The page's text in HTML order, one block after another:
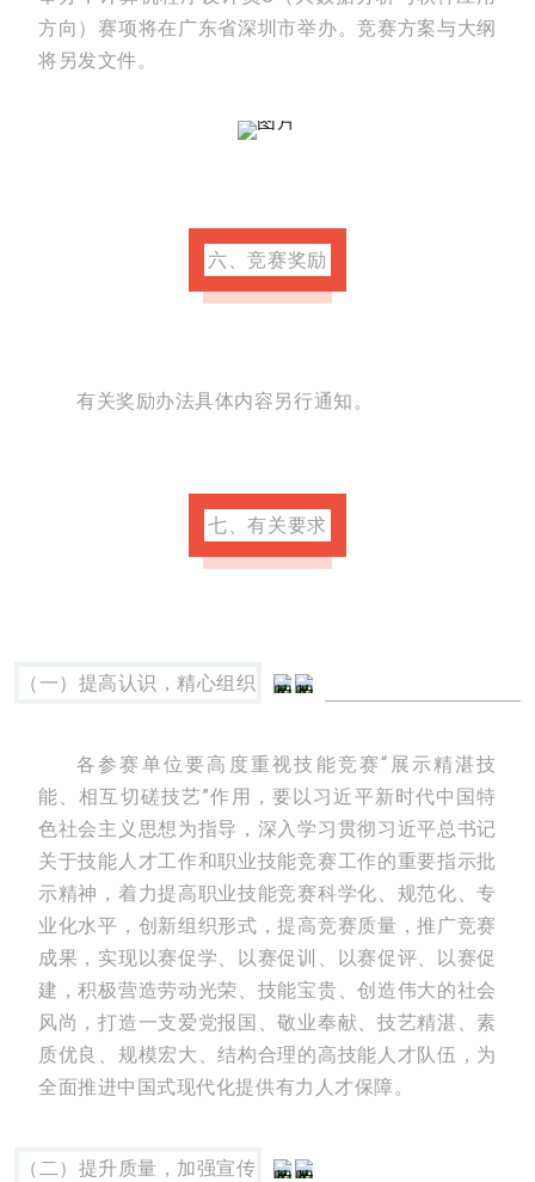
方向）赛项将在广东省深圳市举办。竞赛方案与大纲
将另发文件。
六、竞赛奖励
有关奖励办法具体内容另行通知。
七、有关要求
（一）提高认识，精心组织
各参赛单位要高度重视技能竞赛“展示精湛技
能、相互切磋技艺”作用，要以习近平新时代中国特
色社会主义思想为指导，深入学习贯彻习近平总书记
关于技能人才工作和职业技能竞赛工作的重要指示批
示精神，着力提高职业技能竞赛科学化、规范化、专
业化水平，创新组织形式，提高竞赛质量，推广竞赛
成果，实现以赛促学、以赛促训、以赛促评、以赛促
建，积极营造劳动光荣、技能宝贵、创造伟大的社会
风尚，打造一支爱党报国、敬业奉献、技艺精湛、素
质优良、规模宏大、结构合理的高技能人才队伍，为
全面推进中国式现代化提供有力人才保障。
（二）提升质量，加强宣传